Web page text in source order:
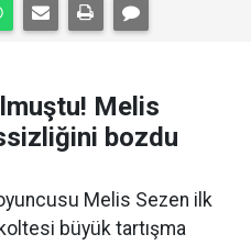
Melis
bozdu
Melis Sezen ilk
büyük tartışma